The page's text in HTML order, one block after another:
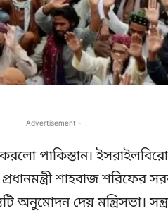
- Advertisement -
পাকিস্তান।
শাহবাজ শরিফের
অনুমোদন দেয় মন্ত্রিসভা।